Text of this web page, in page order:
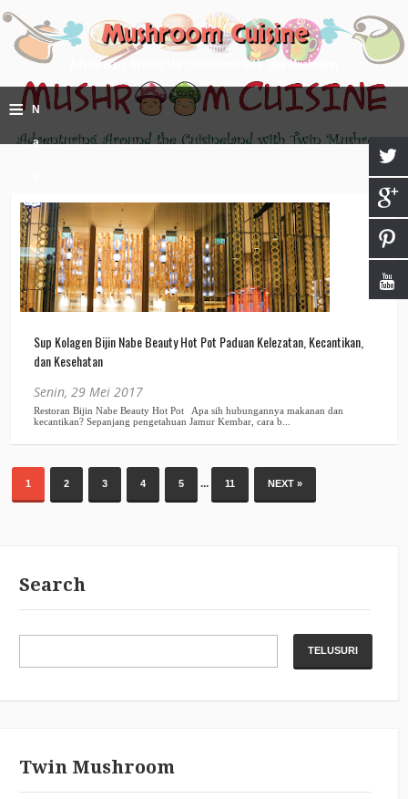
Mushroom Cuisine
Adventuring Around the Cuisineland with Twin Mushroom
≡ N
a
i
g
a
ti
o
Sup Kolagen Bijin Nabe Beauty Hot Pot Paduan Kelezatan, Kecantikan,
dan Kesehatan
Senin, 29 Mei 2017
1 2 3 4 5 ... 11 NEXT »
Search
Twin Mushroom